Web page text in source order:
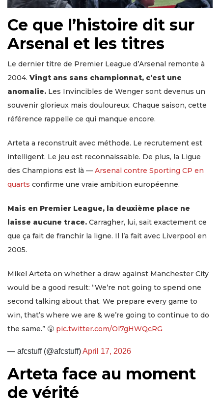
Ce que l’histoire dit sur
Arsenal et les titres
Le dernier titre de Premier League d’Arsenal remonte à
2004. Vingt ans sans championnat, c’est une
anomalie. Les Invincibles de Wenger sont devenus un
souvenir glorieux mais douloureux. Chaque saison, cette
référence rappelle ce qui manque encore.
Arteta a reconstruit avec méthode. Le recrutement est
intelligent. Le jeu est reconnaissable. De plus, la Ligue
des Champions est là — Arsenal contre Sporting CP en
quarts confirme une vraie ambition européenne.
Mais en Premier League, la deuxième place ne
laisse aucune trace. Carragher, lui, sait exactement ce
que ça fait de franchir la ligne. Il l’a fait avec Liverpool en
2005.
Mikel Arteta on whether a draw against Manchester City
would be a good result: “We’re not going to spend one
second talking about that. We prepare every game to
win, that’s where we are & we’re going to continue to do
the same.” 😤 pic.twitter.com/Ol7gHWQcRG
— afcstuff (@afcstuff)April 17, 2026
Arteta face au moment
de vérité